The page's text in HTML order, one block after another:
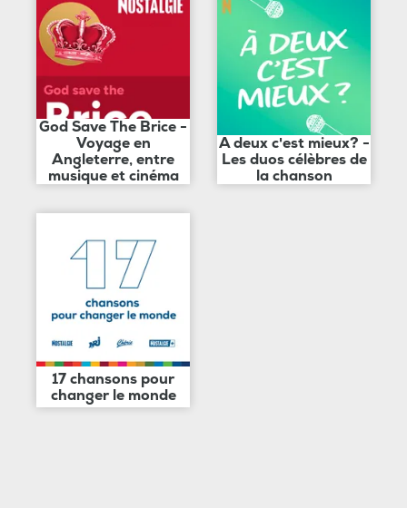
God Save The Brice -
Voyage en
Angleterre, entre
musique et cinéma
A deux c'est mieux? -
Les duos célèbres de
la chanson
17 chansons pour
changer le monde